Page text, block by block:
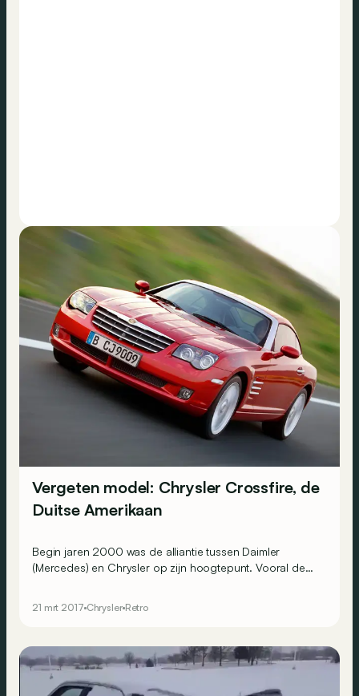
Vergeten model: Chrysler Crossfire, de
Duitse Amerikaan
Begin jaren 2000 was de alliantie tussen Daimler
(Mercedes) en Chrysler op zijn hoogtepunt. Vooral de
was op&hellip; de Mercedes SLK.
21 mrt 2017 Chrysler Retro